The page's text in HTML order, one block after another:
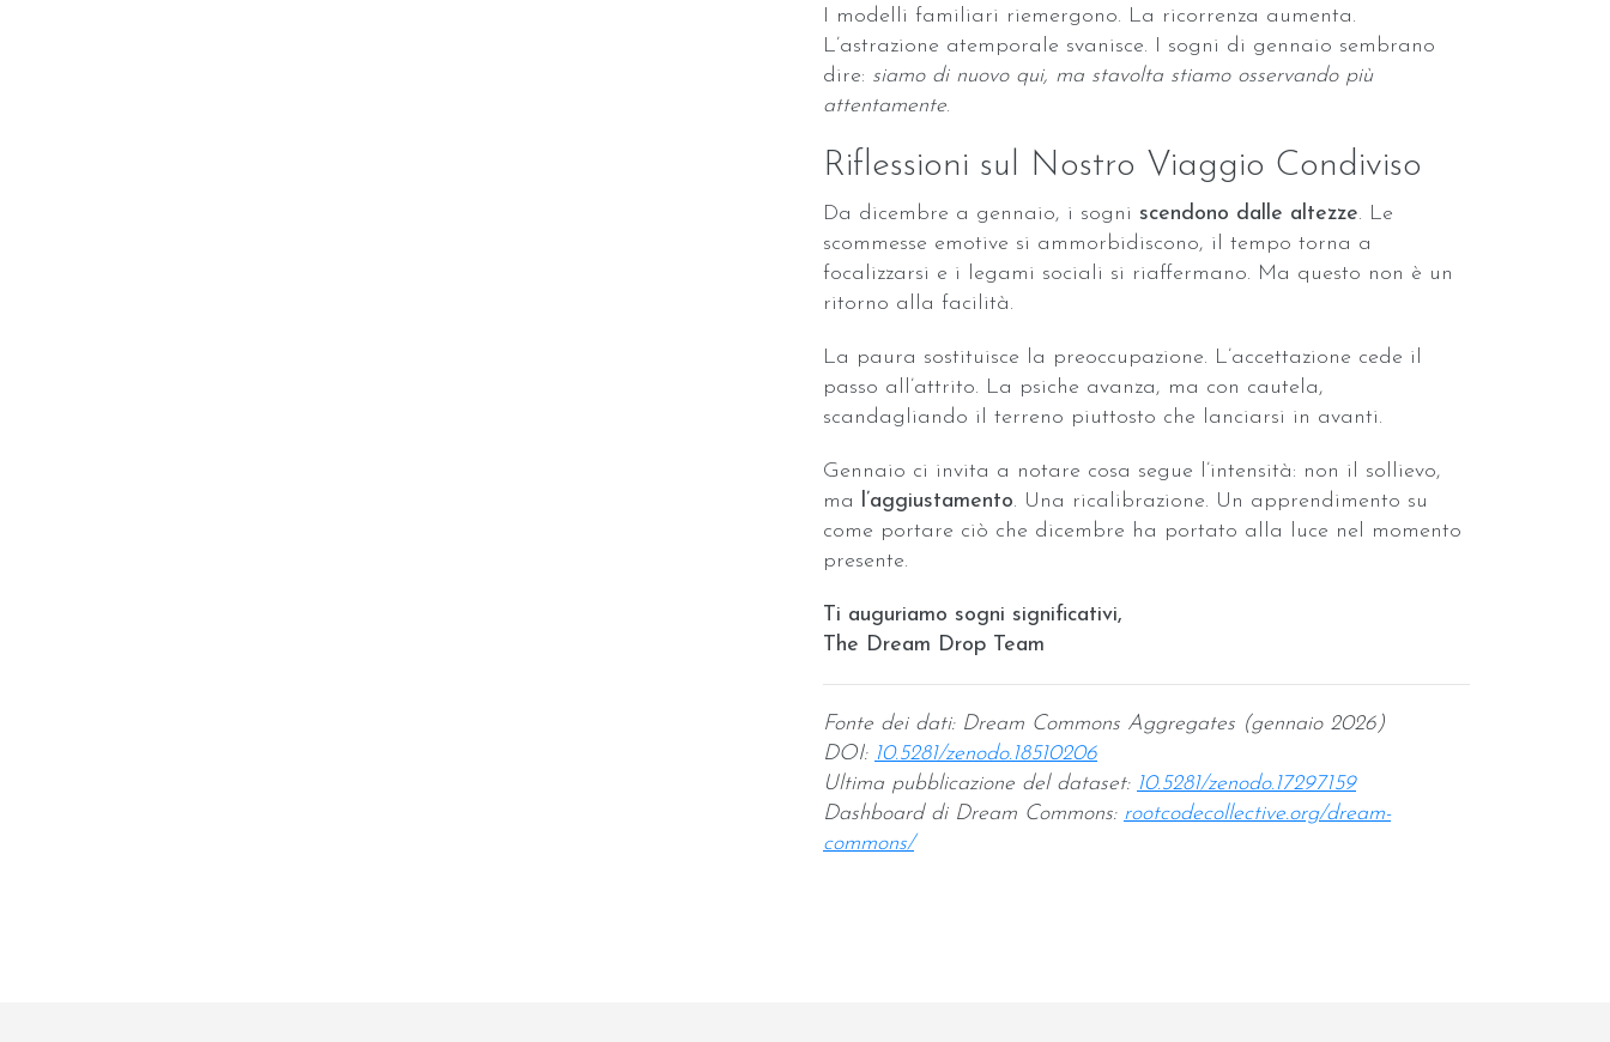
I modelli familiari riemergono. La ricorrenza aumenta.
L’astrazione atemporale svanisce. I sogni di gennaio sembrano
dire: siamo di nuovo qui, ma stavolta stiamo osservando più
attentamente.
Riflessioni sul Nostro Viaggio Condiviso
Da dicembre a gennaio, i sogni scendono dalle altezze. Le
scommesse emotive si ammorbidiscono, il tempo torna a
focalizzarsi e i legami sociali si riaffermano. Ma questo non è un
ritorno alla facilità.
La paura sostituisce la preoccupazione. L’accettazione cede il
passo all’attrito. La psiche avanza, ma con cautela,
scandagliando il terreno piuttosto che lanciarsi in avanti.
Gennaio ci invita a notare cosa segue l’intensità: non il sollievo,
ma l’aggiustamento. Una ricalibrazione. Un apprendimento su
come portare ciò che dicembre ha portato alla luce nel momento
presente.
Ti auguriamo sogni significativi,
The Dream Drop Team
Fonte dei dati: Dream Commons Aggregates (gennaio 2026)
DOI: 10.5281/zenodo.18510206
Ultima pubblicazione del dataset: 10.5281/zenodo.17297159
Dashboard di Dream Commons: rootcodecollective.org/dream-
commons/